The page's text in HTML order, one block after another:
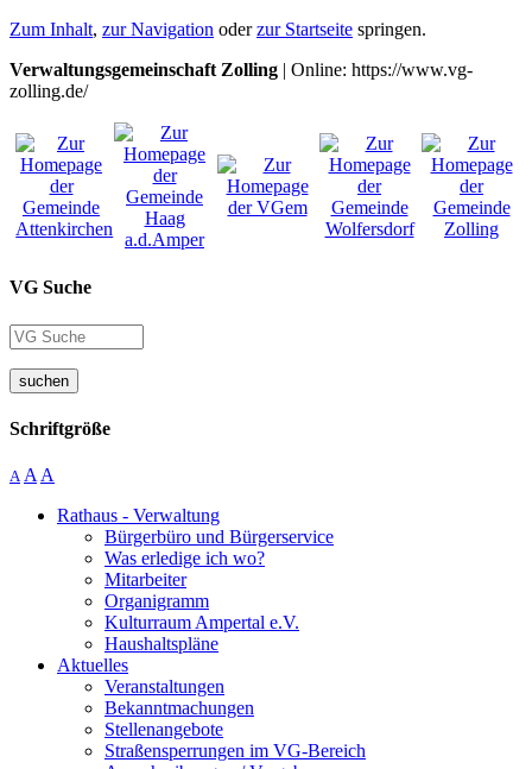
Zum Inhalt, zur Navigation oderzur Startseite springen.
Verwaltungsgemeinschaft Zolling | Online: https://www.vg-
zolling.de/
VG Suche
suchen
Schriftgröße
A A A
Rathaus - Verwaltung
Bürgerbüro und Bürgerservice
Was erledige ich wo?
Mitarbeiter
Organigramm
Kulturraum Ampertal e.V.
Haushaltspläne
Aktuelles
Veranstaltungen
Bekanntmachungen
Stellenangebote
Straßensperrungen im VG-Bereich